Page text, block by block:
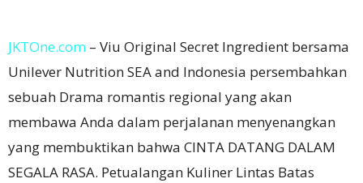
JKTOne.com – Viu Original Secret Ingredient bersama
Unilever Nutrition SEA and Indonesia persembahkan
sebuah Drama romantis regional yang akan
membawa Anda dalam perjalanan menyenangkan
yang membuktikan bahwa CINTA DATANG DALAM
SEGALA RASA. Petualangan Kuliner Lintas Batas